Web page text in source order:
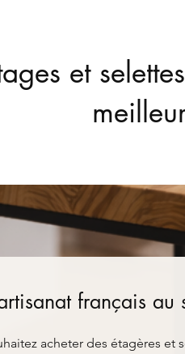
et
français
acheter des étagères et